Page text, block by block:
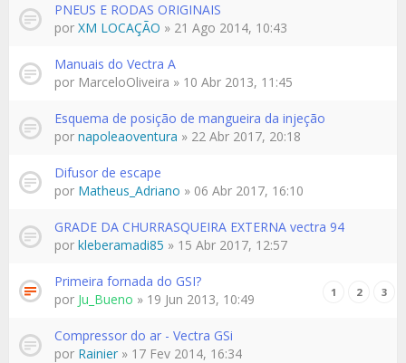
PNEUS E RODAS ORIGINAIS
por XM LOCAÇÃO » 21 Ago 2014, 10:43
Manuais do Vectra A
por MarceloOliveira » 10 Abr 2013, 11:45
Esquema de posição de mangueira da injeção
por napoleaoventura » 22 Abr 2017, 20:18
Difusor de escape
por Matheus_Adriano » 06 Abr 2017, 16:10
GRADE DA CHURRASQUEIRA EXTERNA vectra 94
por kleberamadi85 » 15 Abr 2017, 12:57
Primeira fornada do GSI?
1 2 3
por Ju_Bueno » 19 Jun 2013, 10:49
Compressor do ar - Vectra GSi
por Rainier » 17 Fev 2014, 16:34